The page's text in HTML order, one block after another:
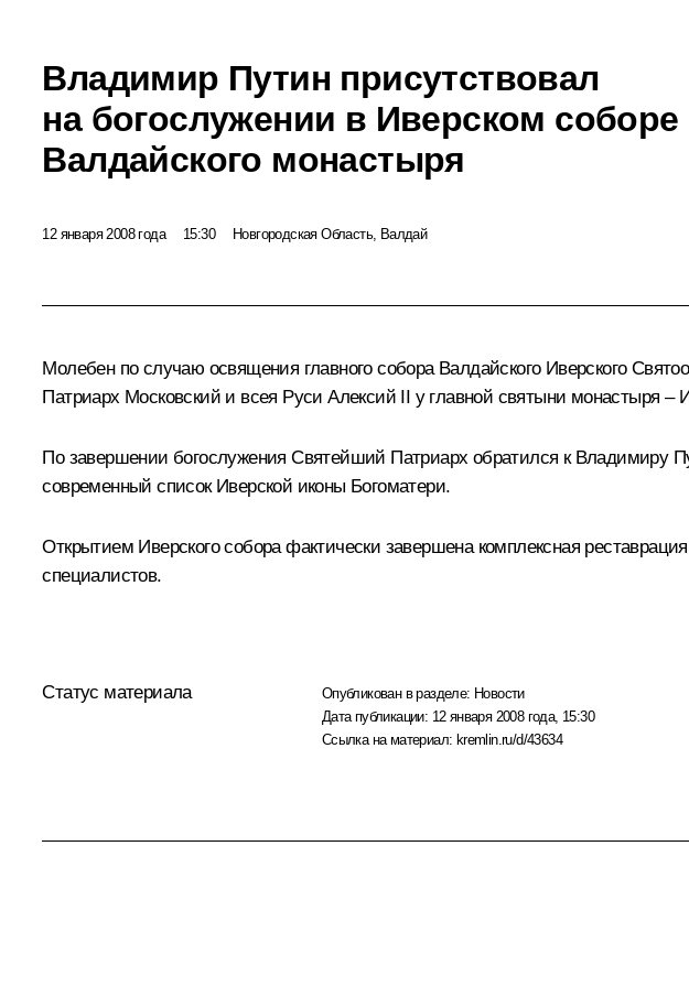
Владимир Путин присутствовал
на богослужении в Иверском соборе
Валдайского монастыря
12 января 2008 года 15:30 Новгородская Область, Валдай
Молебен по случаю освящения главного собора Валдайского Иверского
Патриарх Московский и всея Руси Алексий II у главной святыни монастыря
По завершении богослужения Святейший Патриарх обратился к Владимиру
современный список Иверской иконы Богоматери.
Открытием Иверского собора фактически завершена комплексная
специалистов.
Статус материала Опубликован в разделе: Новости
Дата публикации: 12 января 2008 года, 15:30
Ссылка на материал: kremlin.ru/d/43634